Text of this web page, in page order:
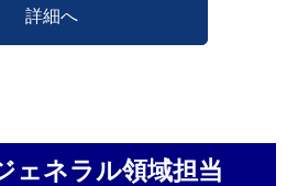
詳細へ
ェネラル領域担当